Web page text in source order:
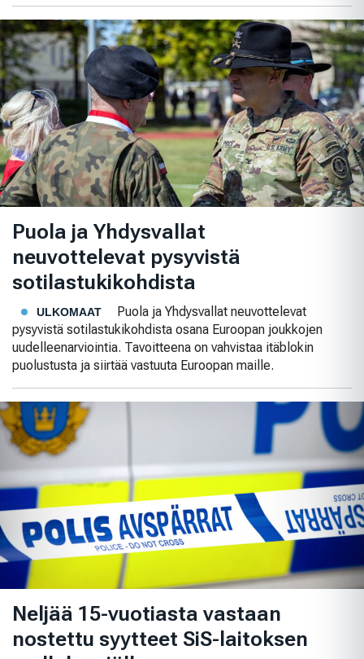
Puola ja Yhdysvallat
neuvottelevat pysyvistä
sotilastukikohdista
ULKOMAAT
Puola ja Yhdysvallat neuvottelevat
pysyvistä sotilastukikohdista osana Euroopan joukkojen
uudelleenarviointia. Tavoitteena on vahvistaa itäblokin
puolustusta ja siirtää vastuuta Euroopan maille.
Neljää 15-vuotiasta vastaan
nostettu syytteet SiS-laitoksen